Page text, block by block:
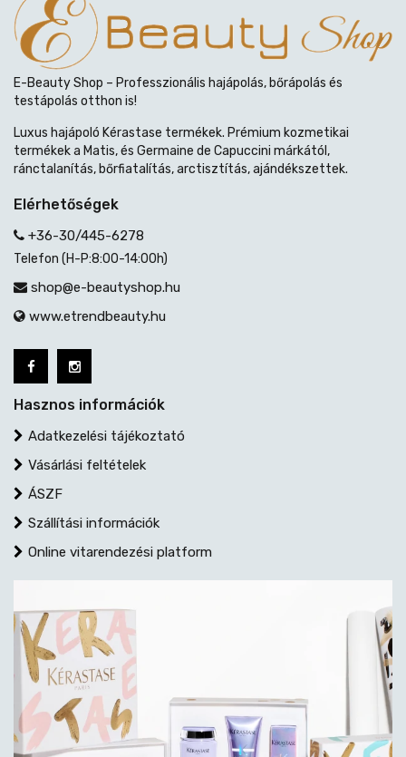
E-Beauty Shop – Professzionális hajápolás, bőrápolás és
testápolás otthon is!
Luxus hajápoló Kérastase termékek. Prémium kozmetikai
termékek a Matis, és Germaine de Capuccini márkától,
ránctalanítás, bőrfiatalítás, arctisztítás, ajándékszettek.
Elérhetőségek
+36-30/445-6278
Telefon (H-P:8:00-14:00h)
shop@e-beautyshop.hu
www.etrendbeauty.hu
Hasznos információk
Adatkezelési tájékoztató
Vásárlási feltételek
ÁSZF
Szállítási információk
Online vitarendezési platform